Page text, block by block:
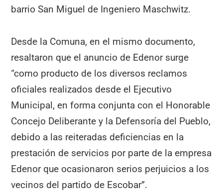
barrio San Miguel de Ingeniero Maschwitz.
Desde la Comuna, en el mismo documento,
resaltaron que el anuncio de Edenor surge
“como producto de los diversos reclamos
oficiales realizados desde el Ejecutivo
Municipal, en forma conjunta con el Honorable
Concejo Deliberante y la Defensoría del Pueblo,
debido a las reiteradas deficiencias en la
prestación de servicios por parte de la empresa
Edenor que ocasionaron serios perjuicios a los
vecinos del partido de Escobar”.